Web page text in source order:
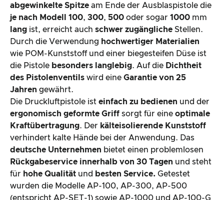
Gesamtergebnis
abgewinkelte Spitze am Ende der Ausblaspistole die
je nach Modell 100, 300, 500 oder sogar 1000 mm
lang ist, erreicht auch schwer zugängliche Stellen.
Durch die Verwendung hochwertiger Materialien
wie POM-Kunststoff und einer biegesteifen Düse ist
die Pistole besonders langlebig. Auf die Dichtheit
des Pistolenventils wird eine Garantie von 25
Jahren gewährt.
Die Druckluftpistole ist einfach zu bedienen und der
ergonomisch geformte Griff sorgt für eine optimale
Kraftübertragung. Der kälteisolierende Kunststoff
verhindert kalte Hände bei der Anwendung. Das
deutsche Unternehmen bietet einen problemlosen
Rückgabeservice innerhalb von 30 Tagen und steht
für hohe Qualität und besten Service. Getestet
wurden die Modelle AP-100, AP-300, AP-500
(entspricht AP-SET-1) sowie AP-1000 und AP-100-G